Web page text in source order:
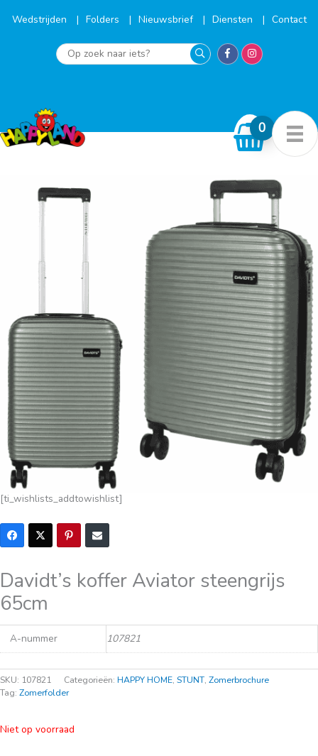
naarWedstrijden Folders Nieuwsbrief Diensten Contact
Op
[ti_wishlists_addtowishlist]
Davidt’s koffer Aviator steengrijs
65cm
A-nummer 107821
SKU: 107821 Categorieën: HAPPY HOME, STUNT, Zomerbrochure
Tag: Zomerfolder
Niet op voorraad